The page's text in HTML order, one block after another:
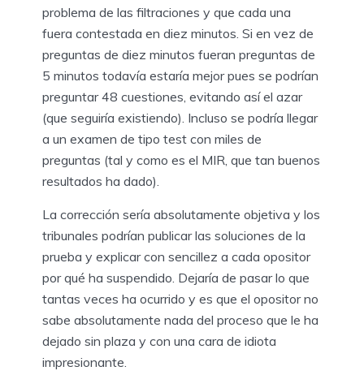
problema de las filtraciones y que cada una
fuera contestada en diez minutos. Si en vez de
preguntas de diez minutos fueran preguntas de
5 minutos todavía estaría mejor pues se podrían
preguntar 48 cuestiones, evitando así el azar
(que seguiría existiendo). Incluso se podría llegar
a un examen de tipo test con miles de
preguntas (tal y como es el MIR, que tan buenos
resultados ha dado).
La corrección sería absolutamente objetiva y los
tribunales podrían publicar las soluciones de la
prueba y explicar con sencillez a cada opositor
por qué ha suspendido. Dejaría de pasar lo que
tantas veces ha ocurrido y es que el opositor no
sabe absolutamente nada del proceso que le ha
dejado sin plaza y con una cara de idiota
impresionante.